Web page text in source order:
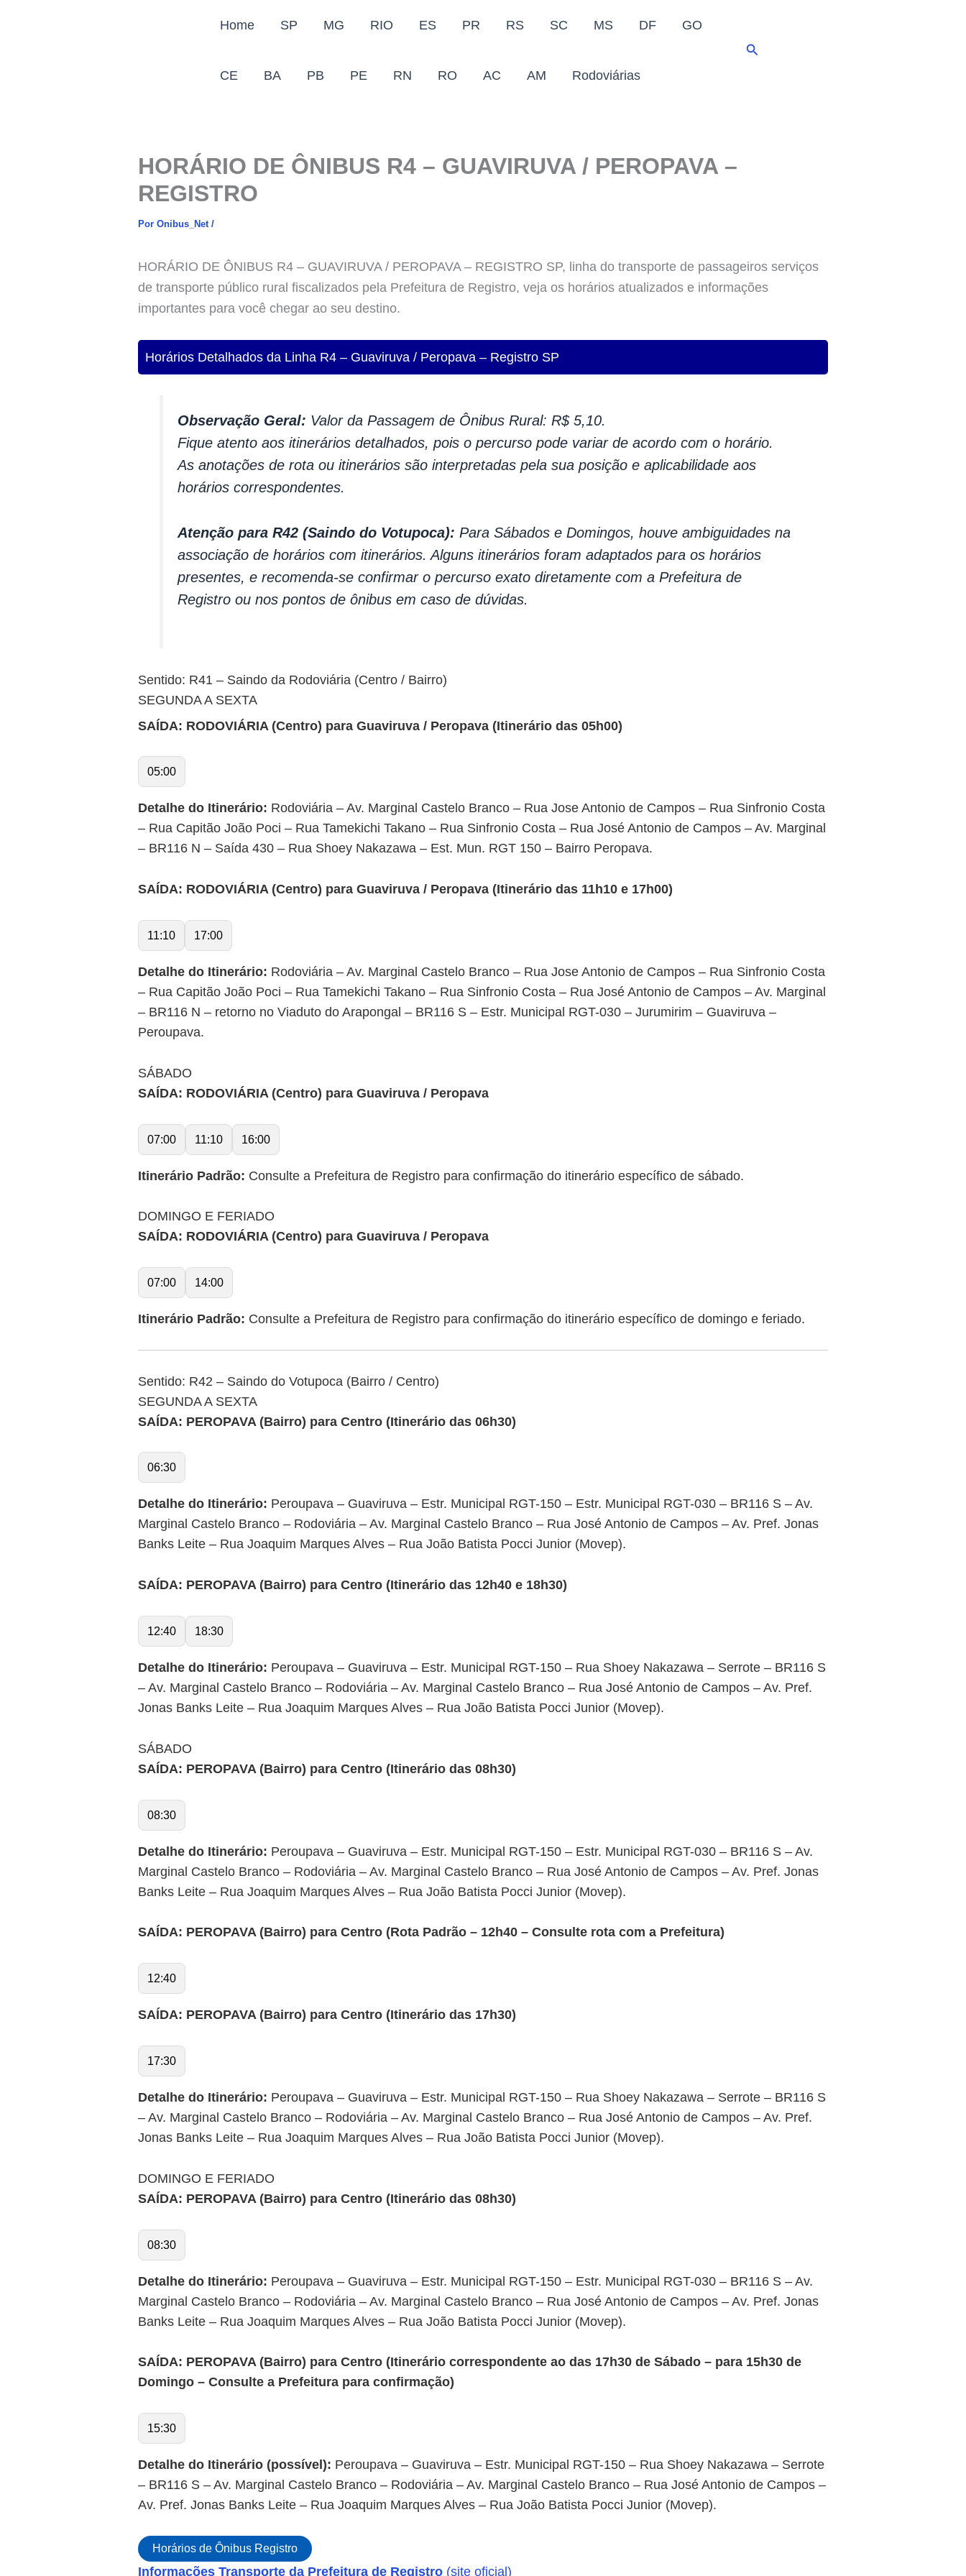
Home SP MG RIO ES PR RS SC MS DF GO
CE BA PB PE RN RO AC AM Rodoviárias
Pesquisar
HORÁRIO DE ÔNIBUS R4 – GUAVIRUVA / PEROPAVA –
REGISTRO
Por Onibus_Net /
HORÁRIO DE ÔNIBUS R4 – GUAVIRUVA / PEROPAVA – REGISTRO SP, linha do transporte de passageiros serviços
de transporte público rural fiscalizados pela Prefeitura de Registro, veja os horários atualizados e informações
importantes para você chegar ao seu destino.
Horários Detalhados da Linha R4 – Guaviruva / Peropava – Registro SP
Observação Geral: Valor da Passagem de Ônibus Rural: R$ 5,10.
Fique atento aos itinerários detalhados, pois o percurso pode variar de acordo com o horário.
As anotações de rota ou itinerários são interpretadas pela sua posição e aplicabilidade aos
horários correspondentes.
Atenção para R42 (Saindo do Votupoca): Para Sábados e Domingos, houve ambiguidades na
associação de horários com itinerários. Alguns itinerários foram adaptados para os horários
presentes, e recomenda-se confirmar o percurso exato diretamente com a Prefeitura de
Registro ou nos pontos de ônibus em caso de dúvidas.
Sentido: R41 – Saindo da Rodoviária (Centro / Bairro)
SEGUNDA A SEXTA
SAÍDA: RODOVIÁRIA (Centro) para Guaviruva / Peropava (Itinerário das 05h00)
05:00
Detalhe do Itinerário: Rodoviária – Av. Marginal Castelo Branco – Rua Jose Antonio de Campos – Rua Sinfronio Costa
– Rua Capitão João Poci – Rua Tamekichi Takano – Rua Sinfronio Costa – Rua José Antonio de Campos – Av. Marginal
– BR116 N – Saída 430 – Rua Shoey Nakazawa – Est. Mun. RGT 150 – Bairro Peropava.
SAÍDA: RODOVIÁRIA (Centro) para Guaviruva / Peropava (Itinerário das 11h10 e 17h00)
11:10 17:00
Detalhe do Itinerário: Rodoviária – Av. Marginal Castelo Branco – Rua Jose Antonio de Campos – Rua Sinfronio Costa
– Rua Capitão João Poci – Rua Tamekichi Takano – Rua Sinfronio Costa – Rua José Antonio de Campos – Av. Marginal
– BR116 N – retorno no Viaduto do Arapongal – BR116 S – Estr. Municipal RGT-030 – Jurumirim – Guaviruva –
Peroupava.
SÁBADO
SAÍDA: RODOVIÁRIA (Centro) para Guaviruva / Peropava
07:00 11:10 16:00
Itinerário Padrão: Consulte a Prefeitura de Registro para confirmação do itinerário específico de sábado.
DOMINGO E FERIADO
SAÍDA: RODOVIÁRIA (Centro) para Guaviruva / Peropava
07:00 14:00
Itinerário Padrão: Consulte a Prefeitura de Registro para confirmação do itinerário específico de domingo e feriado.
Sentido: R42 – Saindo do Votupoca (Bairro / Centro)
SEGUNDA A SEXTA
SAÍDA: PEROPAVA (Bairro) para Centro (Itinerário das 06h30)
06:30
Detalhe do Itinerário: Peroupava – Guaviruva – Estr. Municipal RGT-150 – Estr. Municipal RGT-030 – BR116 S – Av.
Marginal Castelo Branco – Rodoviária – Av. Marginal Castelo Branco – Rua José Antonio de Campos – Av. Pref. Jonas
Banks Leite – Rua Joaquim Marques Alves – Rua João Batista Pocci Junior (Movep).
SAÍDA: PEROPAVA (Bairro) para Centro (Itinerário das 12h40 e 18h30)
12:40 18:30
Detalhe do Itinerário: Peroupava – Guaviruva – Estr. Municipal RGT-150 – Rua Shoey Nakazawa – Serrote – BR116 S
– Av. Marginal Castelo Branco – Rodoviária – Av. Marginal Castelo Branco – Rua José Antonio de Campos – Av. Pref.
Jonas Banks Leite – Rua Joaquim Marques Alves – Rua João Batista Pocci Junior (Movep).
SÁBADO
SAÍDA: PEROPAVA (Bairro) para Centro (Itinerário das 08h30)
08:30
Detalhe do Itinerário: Peroupava – Guaviruva – Estr. Municipal RGT-150 – Estr. Municipal RGT-030 – BR116 S – Av.
Marginal Castelo Branco – Rodoviária – Av. Marginal Castelo Branco – Rua José Antonio de Campos – Av. Pref. Jonas
Banks Leite – Rua Joaquim Marques Alves – Rua João Batista Pocci Junior (Movep).
SAÍDA: PEROPAVA (Bairro) para Centro (Rota Padrão – 12h40 – Consulte rota com a Prefeitura)
12:40
SAÍDA: PEROPAVA (Bairro) para Centro (Itinerário das 17h30)
17:30
Detalhe do Itinerário: Peroupava – Guaviruva – Estr. Municipal RGT-150 – Rua Shoey Nakazawa – Serrote – BR116 S
– Av. Marginal Castelo Branco – Rodoviária – Av. Marginal Castelo Branco – Rua José Antonio de Campos – Av. Pref.
Jonas Banks Leite – Rua Joaquim Marques Alves – Rua João Batista Pocci Junior (Movep).
DOMINGO E FERIADO
SAÍDA: PEROPAVA (Bairro) para Centro (Itinerário das 08h30)
08:30
Detalhe do Itinerário: Peroupava – Guaviruva – Estr. Municipal RGT-150 – Estr. Municipal RGT-030 – BR116 S – Av.
Marginal Castelo Branco – Rodoviária – Av. Marginal Castelo Branco – Rua José Antonio de Campos – Av. Pref. Jonas
Banks Leite – Rua Joaquim Marques Alves – Rua João Batista Pocci Junior (Movep).
SAÍDA: PEROPAVA (Bairro) para Centro (Itinerário correspondente ao das 17h30 de Sábado – para 15h30 de
Domingo – Consulte a Prefeitura para confirmação)
15:30
Detalhe do Itinerário (possível): Peroupava – Guaviruva – Estr. Municipal RGT-150 – Rua Shoey Nakazawa – Serrote
– BR116 S – Av. Marginal Castelo Branco – Rodoviária – Av. Marginal Castelo Branco – Rua José Antonio de Campos –
Av. Pref. Jonas Banks Leite – Rua Joaquim Marques Alves – Rua João Batista Pocci Junior (Movep).
Horários de Ônibus Registro
Informações Transporte da Prefeitura de Registro (site oficial)